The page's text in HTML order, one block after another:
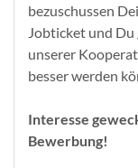
bezuschussen
Jobticket und
unserer
besser werden
Interesse
Bewerbung!